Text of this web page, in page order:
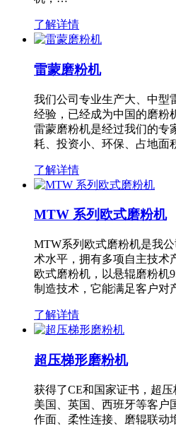
了解详情
雷蒙磨粉机
我们公司专业生产大、中型
经验，已经成为中国的磨粉
雷蒙磨粉机是经过我们的专
耗、投资小、环保、占地
了解详情
MTW 系列欧式磨粉机
MTW系列欧式磨粉机是我
术水平，拥有多项自主技
欧式磨粉机，以悬辊磨粉机
制造技术，它能满足客户
了解详情
超压梯形磨粉机
获得了CE和国家证书，超压
美国、英国、西班牙等客户
作面、柔性连接、磨辊联动